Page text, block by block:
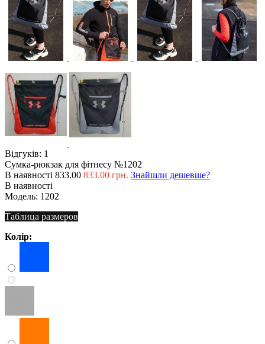
Відгуків: 1
Сумка-рюкзак для фітнесу №1202
В наявності 833.00 833.00 грн. Знайшли дешевше?
В наявності
Модель: 1202
Таблица размеров
Колір: